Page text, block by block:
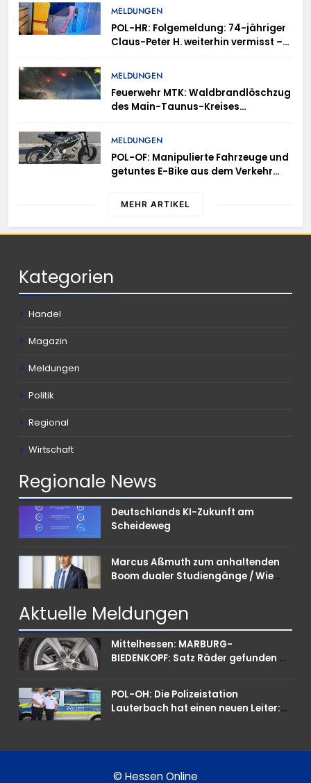
MELDUNGEN
POL-HR: Folgemeldung: 74-jähriger
Claus-Peter H. weiterhin vermisst –
MELDUNGEN
Feuerwehr MTK: Waldbrandlöschzug
des Main-Taunus-Kreises
Rheingau-Taunus-Kreis – Rund 45
Einsatzkräfte sicherten in
schwierigem Gelände die Flanken
des Brandgebietes
MELDUNGEN
POL-OF: Manipulierte Fahrzeuge und
getuntes E-Bike aus dem Verkehr
gleich mehrere Verstöße auf
MEHR ARTIKEL
Kategorien
Handel
Magazin
Meldungen
Politik
Regional
Wirtschaft
Regionale News
Deutschlands KI-Zukunft am
Scheideweg
Marcus Aßmuth zum anhaltenden
Boom dualer Studiengänge / Wie
punkten können
Aktuelle Meldungen
Mittelhessen: MARBURG-
BIEDENKOPF: Satz Räder gefunden –
POL-OH: Die Polizeistation
Lauterbach hat einen neuen Leiter:
© Hessen Online